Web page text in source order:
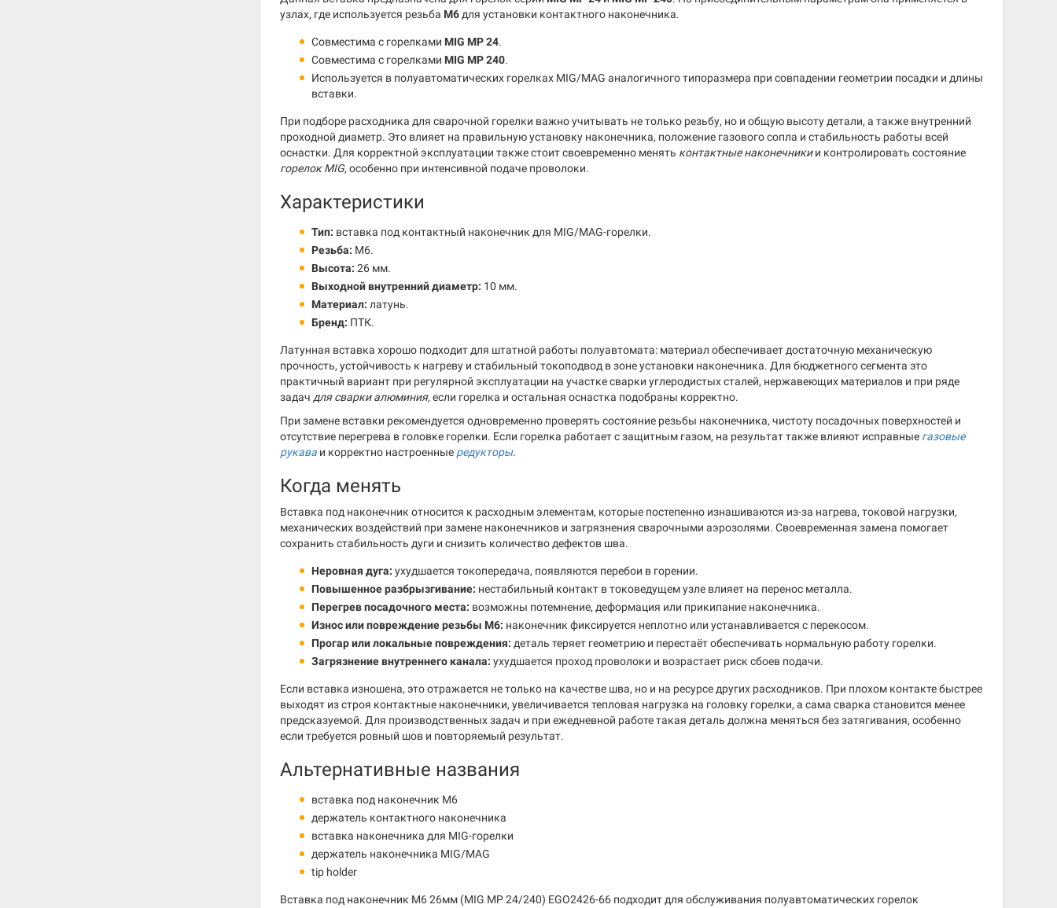
узлах, где используется резьба M6 для установки контактного наконечника.
Совместима с горелками MIG MP 24.
Совместима с горелками MIG MP 240.
Используется в полуавтоматических горелках MIG/MAG аналогичного типоразмера при совпадении геометрии посадки и длины
вставки.
При подборе расходника для сварочной горелки важно учитывать не только резьбу, но и общую высоту детали, а также внутренний
проходной диаметр. Это влияет на правильную установку наконечника, положение газового сопла и стабильность работы всей
оснастки. Для корректной эксплуатации также стоит своевременно менять контактные наконечникии контролировать состояние
горелок MIG, особенно при интенсивной подаче проволоки.
Характеристики
Тип: вставка под контактный наконечник для MIG/MAG-горелки.
Резьба: M6.
Высота: 26 мм.
Выходной внутренний диаметр: 10 мм.
Материал: латунь.
Бренд: ПТК.
Латунная вставка хорошо подходит для штатной работы полуавтомата: материал обеспечивает достаточную механическую
прочность, устойчивость к нагреву и стабильный токоподвод в зоне установки наконечника. Для бюджетного сегмента это
практичный вариант при регулярной эксплуатации на участке сварки углеродистых сталей, нержавеющих материалов и при ряде
задач для сварки алюминия, если горелка и остальная оснастка подобраны корректно.
При замене вставки рекомендуется одновременно проверять состояние резьбы наконечника, чистоту посадочных поверхностей и
отсутствие перегрева в головке горелки. Если горелка работает с защитным газом, на результат также влияют исправные газовые
рукава и корректно настроенные редукторы.
Когда менять
Вставка под наконечник относится к расходным элементам, которые постепенно изнашиваются из-за нагрева, токовой нагрузки,
механических воздействий при замене наконечников и загрязнения сварочными аэрозолями. Своевременная замена помогает
сохранить стабильность дуги и снизить количество дефектов шва.
Неровная дуга: ухудшается токопередача, появляются перебои в горении.
Повышенное разбрызгивание: нестабильный контакт в токоведущем узле влияет на перенос металла.
Перегрев посадочного места: возможны потемнение, деформация или прикипание наконечника.
Износ или повреждение резьбы M6: наконечник фиксируется неплотно или устанавливается с перекосом.
Прогар или локальные повреждения: деталь теряет геометрию и перестаёт обеспечивать нормальную работу горелки.
Загрязнение внутреннего канала: ухудшается проход проволоки и возрастает риск сбоев подачи.
Если вставка изношена, это отражается не только на качестве шва, но и на ресурсе других расходников. При плохом контакте быстрее
выходят из строя контактные наконечники, увеличивается тепловая нагрузка на головку горелки, а сама сварка становится менее
предсказуемой. Для производственных задач и при ежедневной работе такая деталь должна меняться без затягивания, особенно
если требуется ровный шов и повторяемый результат.
Альтернативные названия
вставка под наконечник M6
держатель контактного наконечника
вставка наконечника для MIG-горелки
держатель наконечника MIG/MAG
tip holder
Вставка под наконечник M6 26мм (MIG MP 24/240) EGO2426-66 подходит для обслуживания полуавтоматических горелок